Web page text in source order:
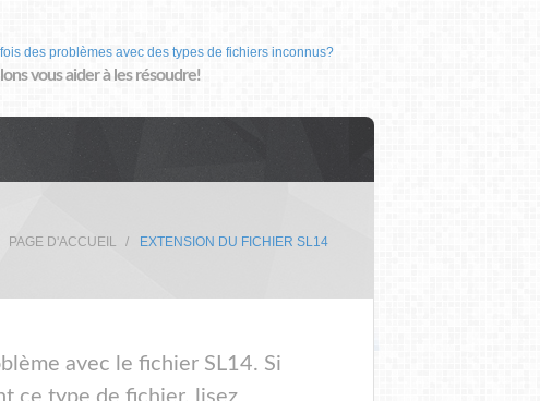
des problèmes avec des types de fichiers inconnus?
vous aider à les résoudre!
PAGE D'ACCUEIL EXTENSION DU FICHIER SL14
avec le fichier SL14. Si
ce type de fichier, lisez